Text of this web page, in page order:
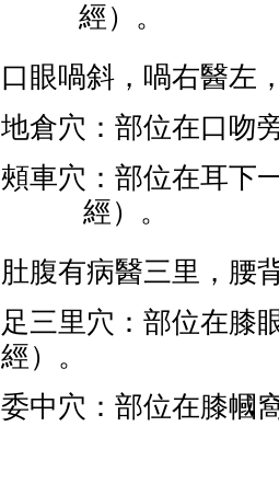
經）。
口眼喎斜，喎右醫左
地倉穴：部位在口吻
頰車穴：部位在耳下
經）。
肚腹有病醫三里，腰
足三里穴：部位在膝
經）。
委中穴：部位在膝幗